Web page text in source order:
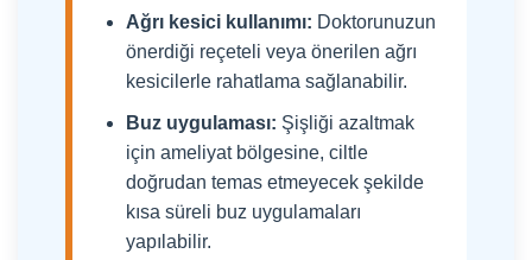
Ağrı kesici kullanımı: Doktorunuzun
önerdiği reçeteli veya önerilen ağrı
kesicilerle rahatlama sağlanabilir.
Buz uygulaması: Şişliği azaltmak
için ameliyat bölgesine, ciltle
doğrudan temas etmeyecek şekilde
kısa süreli buz uygulamaları
yapılabilir.